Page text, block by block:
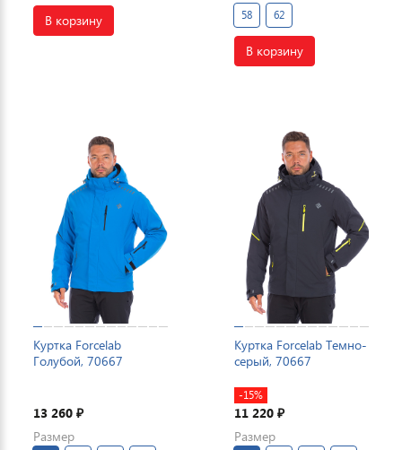
В корзину 58 62
В корзину
Куртка Forcelab
Голубой, 70667
13 260 ₽
Размер
Куртка Forcelab Темно-
серый, 70667
-15%
11 220 ₽
Размер